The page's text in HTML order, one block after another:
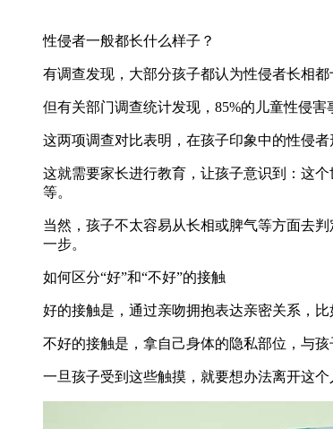
性侵者一般都长什么样子？
有调查发现，大部分孩子都认为性侵者长相
但有关部门调查统计发现，85%的儿童性侵
这两项调查对比表明，在孩子印象中的性侵
这就需要家长进行教育，让孩子意识到：这
等。
当然，孩子不太容易从长相或脾气等方面去
一步。
如何区分“好”和“不好”的接触
好的接触是，通过亲吻拥抱表达亲密关系，
不好的接触是，拿自己身体的隐私部位，与
一旦孩子受到这些触摸，就要想办法离开这个